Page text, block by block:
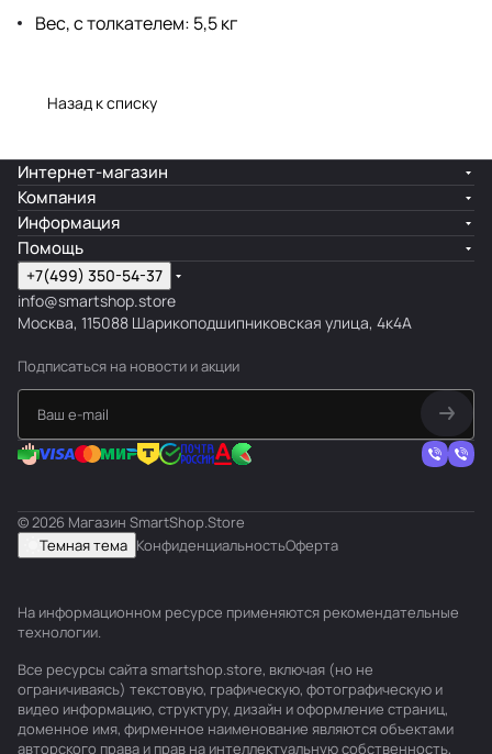
Вес, с толкателем: 5,5 кг
Назад к списку
Интернет-магазин
Компания
Информация
Помощь
+7(499) 350-54-37
info@smartshop.store
Москва, 115088 Шарикоподшипниковская улица, 4к4А
Подписаться на новости и акции
© 2026 Магазин SmartShop.Store
Темная тема КонфиденциальностьОферта
На информационном ресурсе применяются рекомендательные
технологии.
Все ресурсы сайта smartshop.store, включая (но не
ограничиваясь) текстовую, графическую, фотографическую и
видео информацию, структуру, дизайн и оформление страниц,
доменное имя, фирменное наименование являются объектами
авторского права и прав на интеллектуальную собственность,